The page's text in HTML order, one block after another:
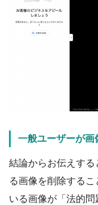
一般ユーザーが画
結論からお伝えす
る画像を削除する
いる画像が「法的